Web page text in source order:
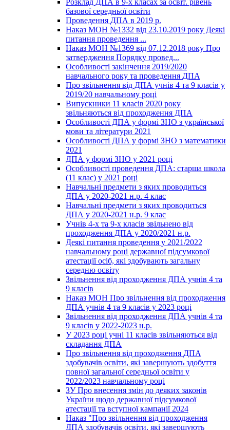
базової середньої освіти
Проведення ДПА в 2019 р.
Наказ МОН №1332 від 23.10.2019 року Деякі
питання проведення ...
Наказ МОН №1369 від 07.12.2018 року Про
затвердження Порядку провед...
Особливості закінчення 2019/2020
навчального року та проведення ДПА
Про звільнення від ДПА учнів 4 та 9 класів у
2019/20 навчальному році
Випускники 11 класів 2020 року
звільняються від проходження ДПА
Особливості ДПА у формі ЗНО з української
мови та літератури 2021
Особливості ДПА у формі ЗНО з математики
2021
ДПА у формі ЗНО у 2021 році
Особливості проведення ДПА: старша школа
(11 клас) у 2021 році
Навчальні предмети з яких проводиться
ДПА у 2020-2021 н.р. 4 клас
Навчальні предмети з яких проводиться
ДПА у 2020-2021 н.р. 9 клас
Учнів 4-х та 9-х класів звільнено від
проходження ДПА у 2020/2021 н.р.
Деякі питання проведення у 2021/2022
навчальному році державної підсумкової
атестації осіб, які здобувають загальну
середню освіту
Звільнення від проходження ДПА учнів 4 та
9 класів
Наказ МОН Про звільнення від проходження
ДПА учнів 4 та 9 класів у 2023 році
Звільнення від проходження ДПА учнів 4 та
9 класів у 2022-2023 н.р.
У 2023 році учні 11 класів звільняються від
складання ДПА
Про звільнення від проходження ДПА
здобувачів освіти, які завершують здобуття
повної загальної середньої освіти у
2022/2023 навчальному році
ЗУ Про внесення змін до деяких законів
України щодо державної підсумкової
атестації та вступної кампанії 2024
Наказ "Про звільнення від проходження
ДПА здобувачів освіти, які завершують